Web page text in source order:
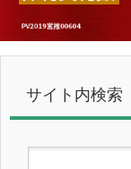
サイト内検索